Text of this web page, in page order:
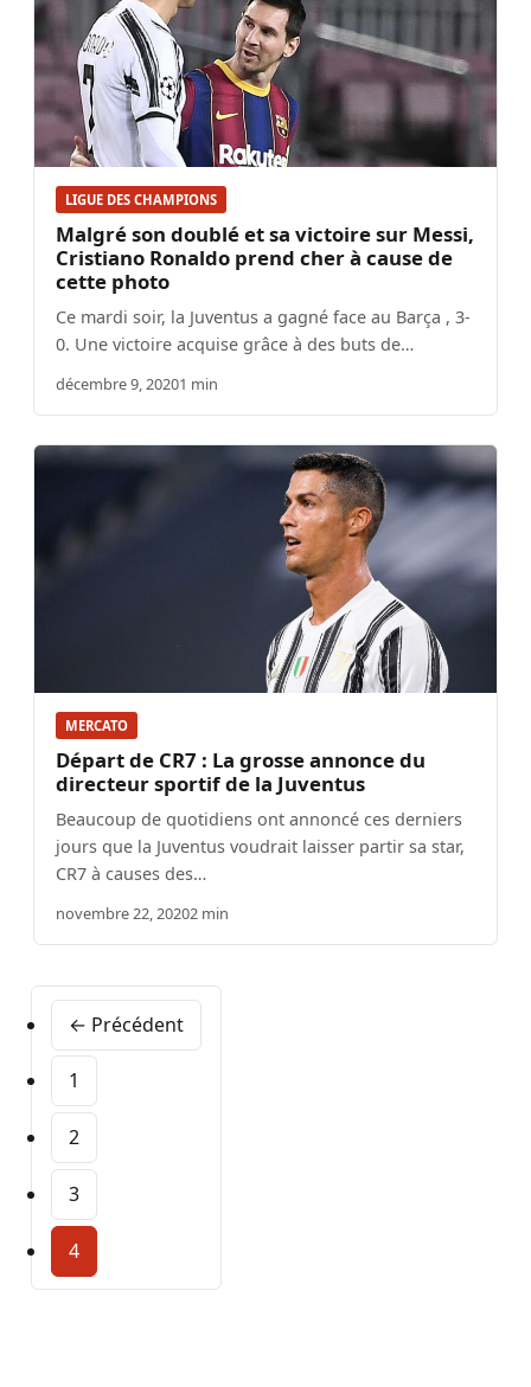
LIGUE DES CHAMPIONS
Malgré son doublé et sa victoire sur Messi,
Cristiano Ronaldo prend cher à cause de
cette photo
Ce mardi soir, la Juventus a gagné face au Barça , 3-
0. Une victoire acquise grâce à des buts de…
décembre 9, 20201 min
MERCATO
Départ de CR7 : La grosse annonce du
directeur sportif de la Juventus
Beaucoup de quotidiens ont annoncé ces derniers
jours que la Juventus voudrait laisser partir sa star,
CR7 à causes des…
novembre 22, 20202 min
← Précédent
1
2
3
4